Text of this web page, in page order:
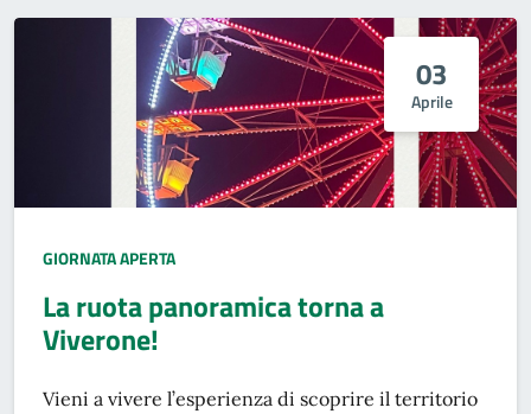
03
Aprile
GIORNATA APERTA
La ruota panoramica torna a
Viverone!
Vieni a vivere l’esperienza di scoprire il territorio